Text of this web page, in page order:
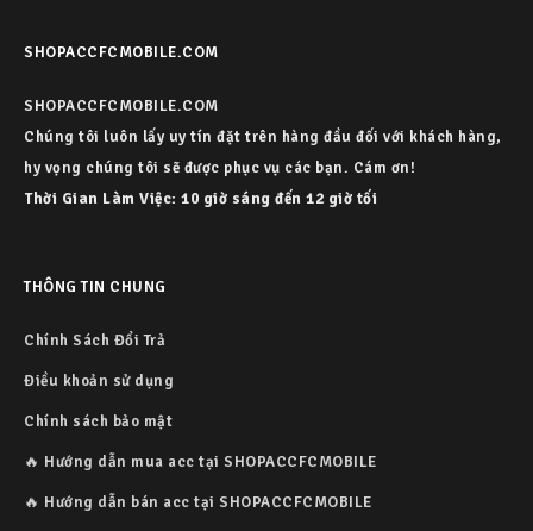
SHOPACCFCMOBILE.COM
SHOPACCFCMOBILE.COM
Chúng tôi luôn lấy uy tín đặt trên hàng đầu đối với khách hàng,
hy vọng chúng tôi sẽ được phục vụ các bạn. Cám ơn!
Thời Gian Làm Việc: 10 giờ sáng đến 12 giờ tối
THÔNG TIN CHUNG
Chính Sách Đổi Trả
Điều khoản sử dụng
Chính sách bảo mật
🔥 Hướng dẫn mua acc tại SHOPACCFCMOBILE
🔥 Hướng dẫn bán acc tại SHOPACCFCMOBILE